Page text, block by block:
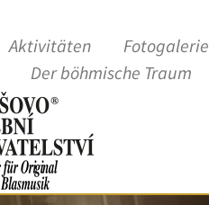
Aktivitäten Fotogalerie
Der böhmische Traum